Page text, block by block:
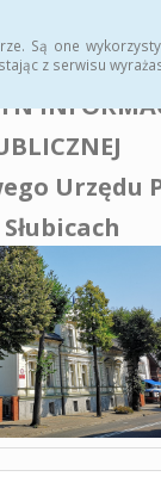
Są one
z serwisu
Urzędu